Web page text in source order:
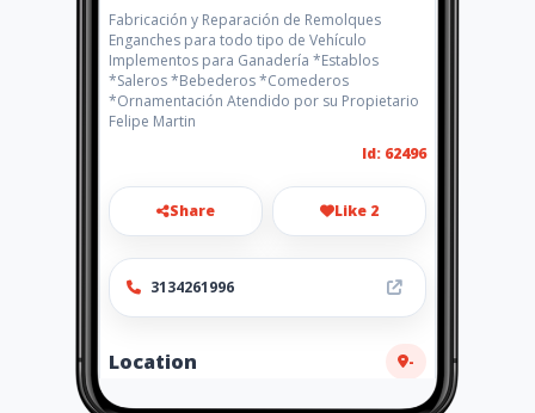
Fabricación y Reparación de Remolques
Enganches para todo tipo de Vehículo
Implementos para Ganadería *Establos
*Saleros *Bebederos *Comederos
*Ornamentación Atendido por su Propietario
Felipe Martin
Id: 62496
Share Like 2
3134261996
Location -